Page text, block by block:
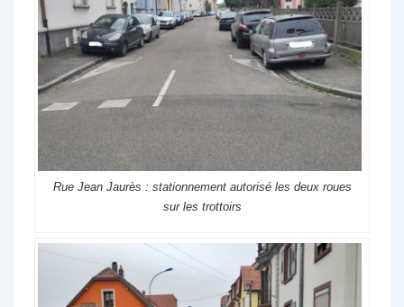
Rue Jean Jaurès : stationnement autorisé les deux roues
sur les trottoirs